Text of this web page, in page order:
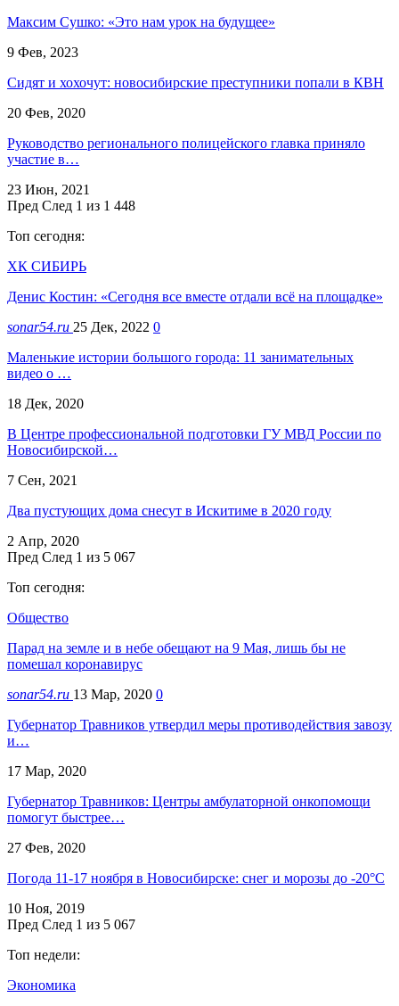
Максим Сушко: «Это нам урок на будущее»
9 Фев, 2023
Сидят и хохочут: новосибирские преступники попали в КВН
20 Фев, 2020
Руководство регионального полицейского главка приняло
участие в…
23 Июн, 2021
Пред След 1 из 1 448
Топ сегодня:
ХК СИБИРЬ
Денис Костин: «Сегодня все вместе отдали всё на площадке»
sonar54.ru 25 Дек, 2022 0
Маленькие истории большого города: 11 занимательных
видео о …
18 Дек, 2020
В Центре профессиональной подготовки ГУ МВД России по
Новосибирской…
7 Сен, 2021
Два пустующих дома снесут в Искитиме в 2020 году
2 Апр, 2020
Пред След 1 из 5 067
Топ сегодня:
Общество
Парад на земле и в небе обещают на 9 Мая, лишь бы не
помешал коронавирус
sonar54.ru 13 Мар, 2020 0
Губернатор Травников утвердил меры противодействия завозу
и…
17 Мар, 2020
Губернатор Травников: Центры амбулаторной онкопомощи
помогут быстрее…
27 Фев, 2020
Погода 11-17 ноября в Новосибирске: снег и морозы до -20°С
10 Ноя, 2019
Пред След 1 из 5 067
Топ недели:
Экономика